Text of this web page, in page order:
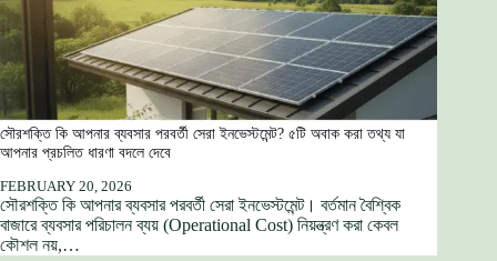
সৌরশক্তি কি আপনার ব্যবসার পরবর্তী সেরা ইনভেস্টমেন্ট? ৫টি অবাক করা তথ্য যা
আপনার প্রচলিত ধারণা বদলে দেবে
FEBRUARY 20, 2026
সৌরশক্তি কি আপনার ব্যবসার পরবর্তী সেরা ইনভেস্টমেন্ট। বর্তমান বৈশ্বিক
বাজারে ব্যবসার পরিচালন ব্যয় (Operational Cost) নিয়ন্ত্রণ করা কেবল
কৌশল নয়,…